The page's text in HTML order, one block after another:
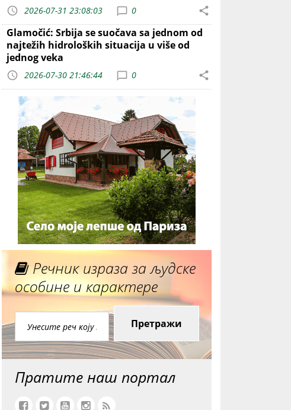
2026-07-31 23:08:03 0
Glamočić: Srbija se suočava sa jednom od
najtežih hidroloških situacija u više od
jednog veka
2026-07-30 21:46:44 0
Речник израза за људске
особине и карактере
Претражи
Пратите наш портал